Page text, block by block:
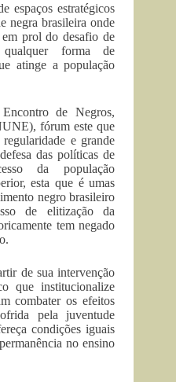
espaços estratégicos
negra brasileira onde
prol do desafio de
forma de
atinge a população
de Negros,
fórum este que
e grande
das políticas de
da população
esta que é umas
negro brasileiro
de elitização da
tem negado
de sua intervenção
que institucionalize
combater os efeitos
pela juventude
condições iguais
no ensino